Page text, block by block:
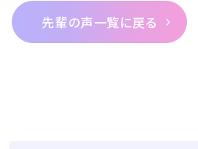
先輩の声一覧に戻る